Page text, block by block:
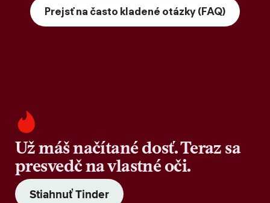
Prejsť na často kladené otázky (FAQ)
Už máš načítané dosť. Teraz sa
presvedč na vlastné oči.
Stiahnuť Tinder